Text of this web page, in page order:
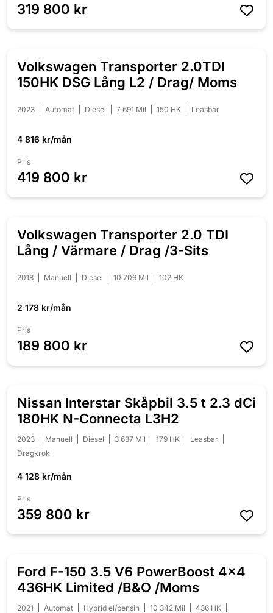
319 800 kr
Volkswagen Transporter 2.0TDI
150HK DSG Lång L2 / Drag/ Moms
2023 Automat Diesel 7 691 Mil 150 HK Leasbar
4 816 kr/mån
Pris
419 800 kr
Volkswagen Transporter 2.0 TDI
Lång / Värmare / Drag /3-Sits
2018 Manuell Diesel 10 706 Mil 102 HK
2 178 kr/mån
Pris
189 800 kr
Nissan Interstar Skåpbil 3.5 t 2.3 dCi
180HK N-Connecta L3H2
2023 Manuell Diesel 3 637 Mil 179 HK
Leasbar
Dragkrok
4 128 kr/mån
Pris
359 800 kr
NEDSATT 20 000 KR
Ford F-150 3.5 V6 PowerBoost 4x4
436HK Limited /B&O /Moms
2021 Automat Hybrid el/bensin 10 342 Mil 436 HK